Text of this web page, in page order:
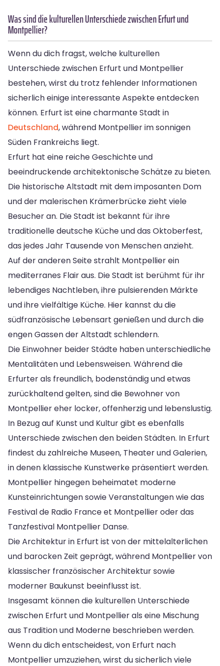
Was sind die kulturellen Unterschiede zwischen Erfurt und
Montpellier?
Wenn du dich fragst, welche kulturellen
Unterschiede zwischen Erfurt und Montpellier
bestehen, wirst du trotz fehlender Informationen
sicherlich einige interessante Aspekte entdecken
können. Erfurt ist eine charmante Stadt in
Deutschland, während Montpellier im sonnigen
Süden Frankreichs liegt.
Erfurt hat eine reiche Geschichte und
beeindruckende architektonische Schätze zu bieten.
Die historische Altstadt mit dem imposanten Dom
und der malerischen Krämerbrücke zieht viele
Besucher an. Die Stadt ist bekannt für ihre
traditionelle deutsche Küche und das Oktoberfest,
das jedes Jahr Tausende von Menschen anzieht.
Auf der anderen Seite strahlt Montpellier ein
mediterranes Flair aus. Die Stadt ist berühmt für ihr
lebendiges Nachtleben, ihre pulsierenden Märkte
und ihre vielfältige Küche. Hier kannst du die
südfranzösische Lebensart genießen und durch die
engen Gassen der Altstadt schlendern.
Die Einwohner beider Städte haben unterschiedliche
Mentalitäten und Lebensweisen. Während die
Erfurter als freundlich, bodenständig und etwas
zurückhaltend gelten, sind die Bewohner von
Montpellier eher locker, offenherzig und lebenslustig.
In Bezug auf Kunst und Kultur gibt es ebenfalls
Unterschiede zwischen den beiden Städten. In Erfurt
findest du zahlreiche Museen, Theater und Galerien,
in denen klassische Kunstwerke präsentiert werden.
Montpellier hingegen beheimatet moderne
Kunsteinrichtungen sowie Veranstaltungen wie das
Festival de Radio France et Montpellier oder das
Tanzfestival Montpellier Danse.
Die Architektur in Erfurt ist von der mittelalterlichen
und barocken Zeit geprägt, während Montpellier von
klassischer französischer Architektur sowie
moderner Baukunst beeinflusst ist.
Insgesamt können die kulturellen Unterschiede
zwischen Erfurt und Montpellier als eine Mischung
aus Tradition und Moderne beschrieben werden.
Wenn du dich entscheidest, von Erfurt nach
Montpellier umzuziehen, wirst du sicherlich viele